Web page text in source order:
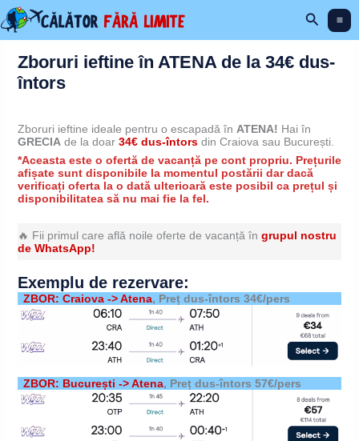
Skip
to
content
Search
Zboruri ieftine în ATENA de la 34€ dus-
întors
Zboruri ieftine ideale pentru o escapadă în ATENA! Hai în
GRECIAde la doar 34€ dus-întorsdin Craiova sau București.
*Aceasta este o ofertă de vacanță pe cont propriu. Prețurile
afișate sunt disponibile la momentul postării dar dacă
verificați oferta la o dată ulterioară este posibil ca prețul și
disponibilitatea să nu mai fie la fel.
🔥 Fii primul care află noile oferte de vacanță în grupul nostru
de WhatsApp!
Exemplu de rezervare:
ZBOR: Craiova -> Atena, Preț dus-întors 34€/pers
ZBOR: București -> Atena, Preț dus-întors 57€/pers